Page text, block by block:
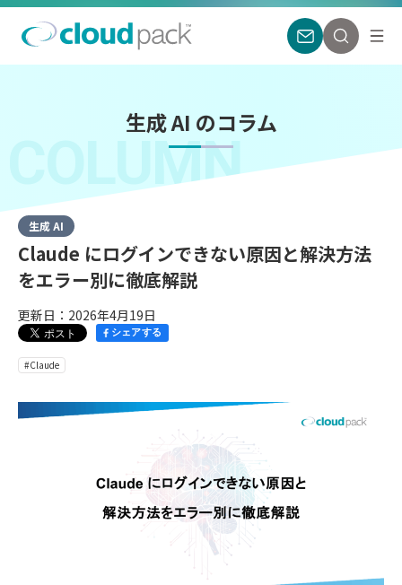
生成 AI のコラム
COLUMN
生成 AI
Claude にログインできない原因と解決方法
をエラー別に徹底解説
更新日：2026年4月19日
シェアする
#Claude